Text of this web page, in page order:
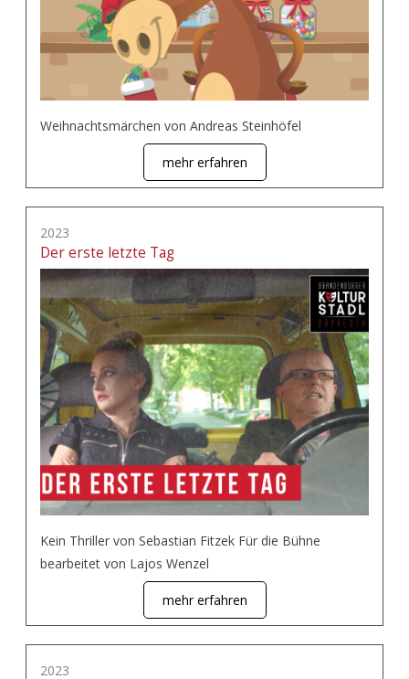
Weihnachtsmärchen von Andreas Steinhöfel
mehr erfahren
2023
Der erste letzte Tag
Kein Thriller von Sebastian Fitzek Für die Bühne
bearbeitet von Lajos Wenzel
mehr erfahren
2023